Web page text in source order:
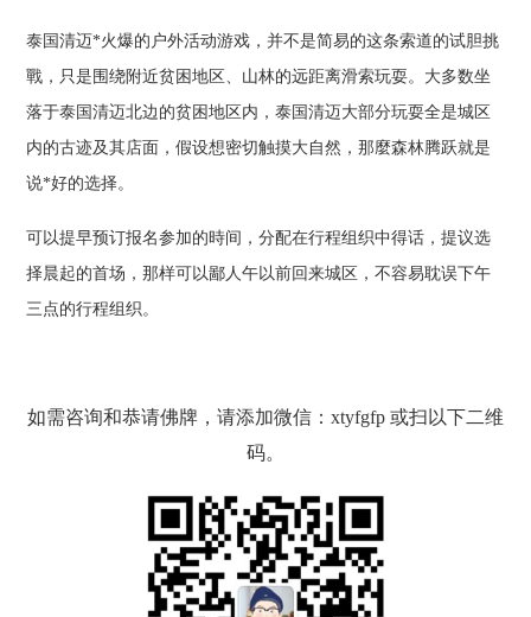
泰国清迈*火爆的户外活动游戏，并不是简易的这条索道的试胆挑
戰，只是围绕附近贫困地区、山林的远距离滑索玩耍。大多数坐
落于泰国清迈北边的贫困地区内，泰国清迈大部分玩耍全是城区
内的古迹及其店面，假设想密切触摸大自然，那麼森林腾跃就是
说*好的选择。
可以提早预订报名参加的時间，分配在行程组织中得话，提议选
择晨起的首场，那样可以鄙人午以前回来城区，不容易耽误下午
三点的行程组织。
如需咨询和恭请佛牌，请添加微信：xtyfgfp 或扫以下二维
码。